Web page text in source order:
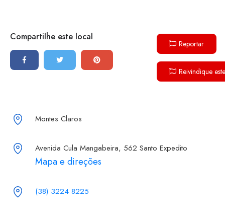
Compartilhe este local
Reportar
Reivindique
Montes Claros
Avenida Cula Mangabeira, 562 Santo Expedito
Mapa e direções
(38) 3224 8225